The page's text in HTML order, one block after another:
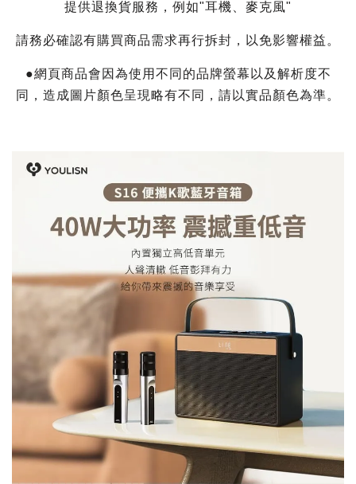
提供退換貨服務，例如"耳機、麥克風"
請務必確認有購買商品需求再行拆封，以免影響權益。
●網頁商品會因為使用不同的品牌螢幕以及解析度不
同，造成圖片顏色呈現略有不同，請以實品顏色為準。